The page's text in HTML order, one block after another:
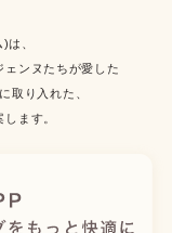
は、
ェンヌたちが愛した
取り入れた、
ます。